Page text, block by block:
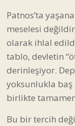
Patnos’ta
meselesi
olarak ihlal
tablo, devletin
derinleşiyor.
yoksunlukla baş
birlikte
Bu bir tercih